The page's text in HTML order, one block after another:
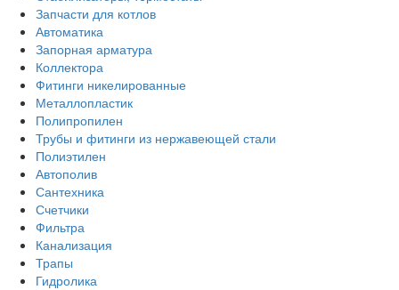
Запчасти для котлов
Автоматика
Запорная арматура
Коллектора
Фитинги никелированные
Металлопластик
Полипропилен
Трубы и фитинги из нержавеющей стали
Полиэтилен
Автополив
Сантехника
Счетчики
Фильтра
Канализация
Трапы
Гидролика